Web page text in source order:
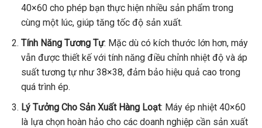
40×60 cho phép bạn thực hiện nhiều sản phẩm trong
cùng một lúc, giúp tăng tốc độ sản xuất.
Tính Năng Tương Tự: Mặc dù có kích thước lớn hơn, máy
vẫn được thiết kế với tính năng điều chỉnh nhiệt độ và áp
suất tương tự như 38×38, đảm bảo hiệu quả cao trong
quá trình ép.
Lý Tưởng Cho Sản Xuất Hàng Loạt: Máy ép nhiệt 40×60
là lựa chọn hoàn hảo cho các doanh nghiệp cần sản xuất